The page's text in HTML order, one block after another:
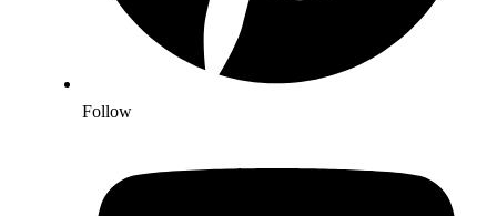
Follow